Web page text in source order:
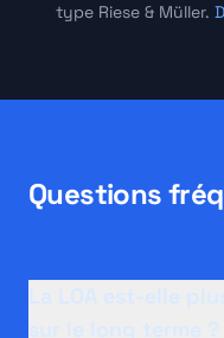
type Riese & Müller.
Questions